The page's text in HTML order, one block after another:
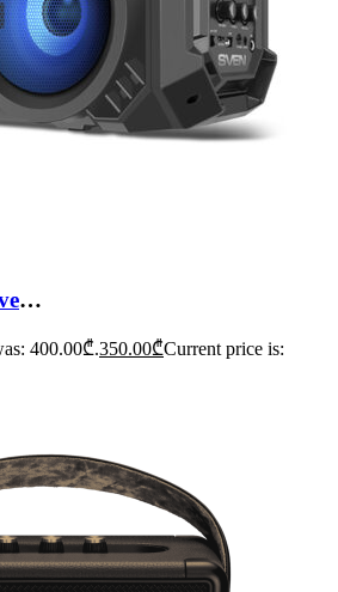
Wireless Speaker Sven PS-550
400.00₾.350.00₾Current price is: